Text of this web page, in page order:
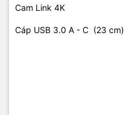
Cam Link 4K
Cáp USB 3.0 A - C (23 cm)